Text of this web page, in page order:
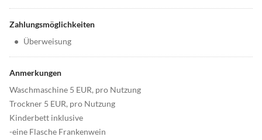
Zahlungsmöglichkeiten
• Überweisung
Anmerkungen
Waschmaschine 5 EUR, pro Nutzung
Trockner 5 EUR, pro Nutzung
Kinderbett inklusive
-eine Flasche Frankenwein